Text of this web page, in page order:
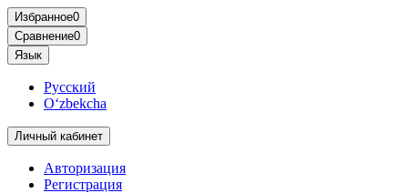
Избранное0
Сравнение0
Язык
Русский
O‘zbekcha
Личный кабинет
Авторизация
Регистрация